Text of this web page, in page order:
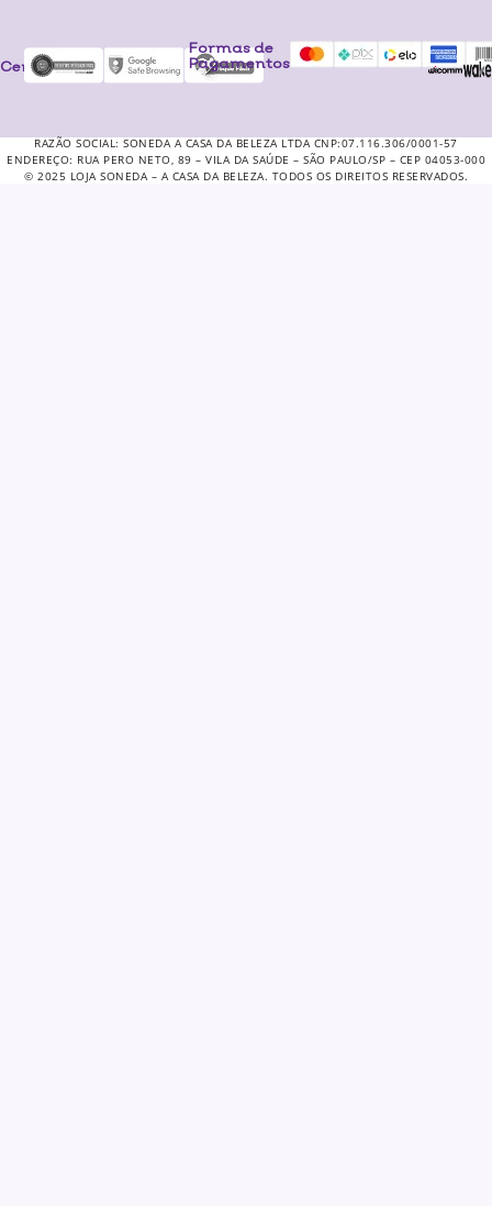
Certificados
Formas de
Pagamentos
RAZÃO SOCIAL: SONEDA A CASA DA BELEZA LTDA CNP:07.116.306/0001-57
ENDEREÇO: RUA PERO NETO, 89 – VILA DA SAÚDE – SÃO PAULO/SP – CEP 04053-000
© 2025 LOJA SONEDA – A CASA DA BELEZA. TODOS OS DIREITOS RESERVADOS.